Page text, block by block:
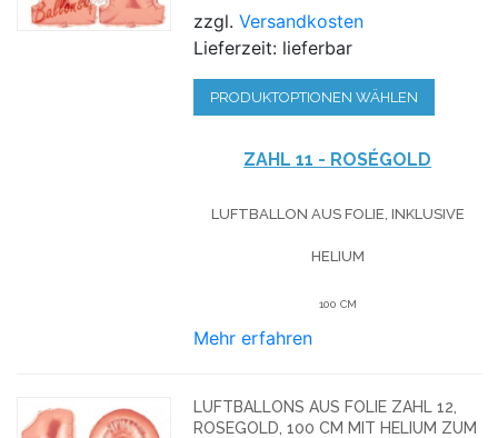
zzgl.Versandkosten
Lieferzeit: lieferbar
PRODUKTOPTIONEN WÄHLEN
ZAHL 11 - ROSÉGOLD
LUFTBALLON AUS FOLIE, INKLUSIVE
HELIUM
100 CM
Mehr erfahren
LUFTBALLONS AUS FOLIE ZAHL 12,
ROSEGOLD, 100 CM MIT HELIUM ZUM